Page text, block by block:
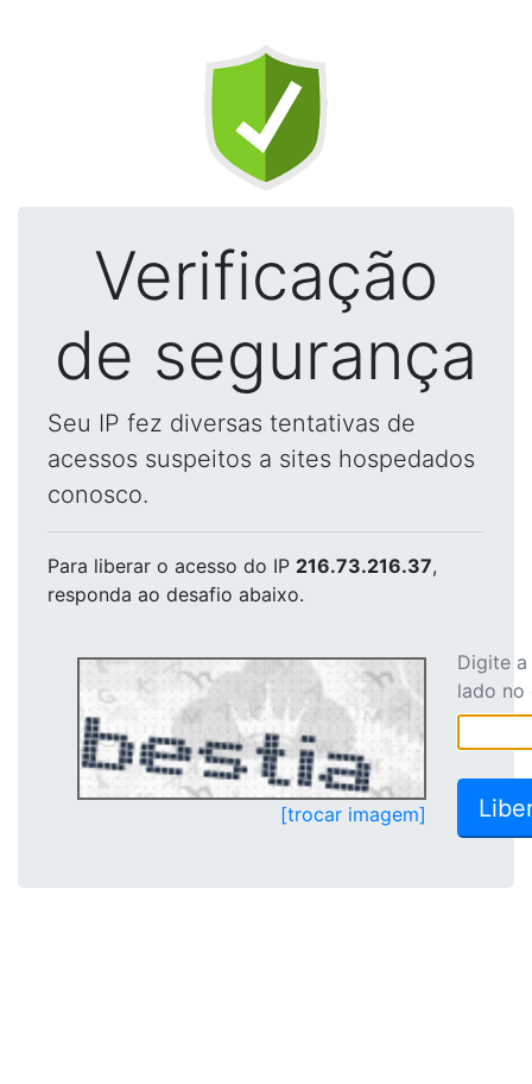
Verificação
de segurança
Seu IP fez diversas tentativas de
acessos suspeitos a sites hospedados
conosco.
Para liberar o acesso do IP 216.73.216.37,
responda ao desafio abaixo.
[trocar imagem]
Digite
lado no